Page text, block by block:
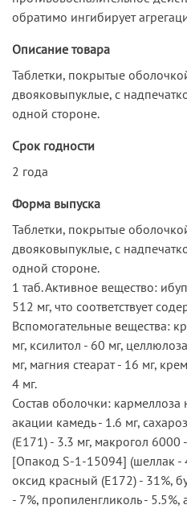
обратимо ингибирует
Описание товара
Таблетки, покрытые
двояковыпуклые, с
одной стороне.
Срок годности
2 года
Форма выпуска
Таблетки, покрытые
двояковыпуклые, с
одной стороне.
1 таб. Активное вещество:
512 мг, что соответствует
Вспомогательные вещества:
мг, ксилитол - 60 мг,
мг, магния стеарат - 16 мг,
4 мг.
Состав оболочки: кармеллоза
акации камедь - 1.6 мг,
(Е171) - 3.3 мг, макрогол 6000
[Опакод S-1-15094] (шеллак -
оксид красный (Е172) - 31%,
- 7%, пропиленгликоль -